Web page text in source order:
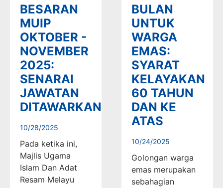
BESARAN
MUIP
OKTOBER -
NOVEMBER
2025:
SENARAI
JAWATAN
DITAWARKAN
10/28/2025
Pada ketika ini,
Majlis Ugama
Islam Dan Adat
Resam Melayu
BULAN
UNTUK
WARGA
EMAS:
SYARAT
KELAYAKAN
60 TAHUN
DAN KE
ATAS
10/24/2025
Golongan warga
emas merupakan
sebahagian